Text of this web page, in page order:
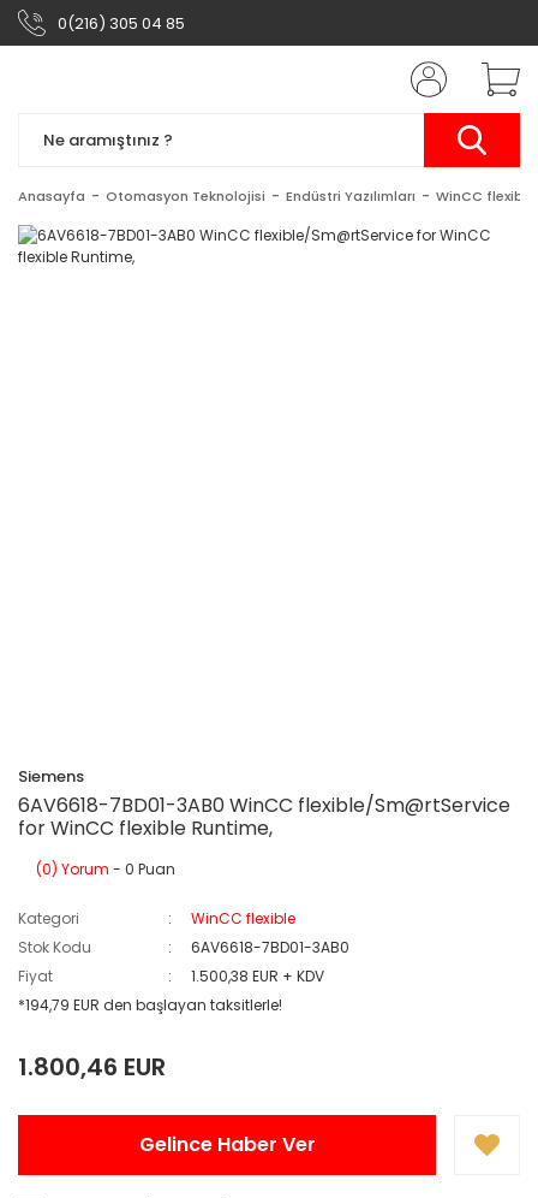
0(216) 305 04 85
Anasayfa Otomasyon Teknolojisi Endüstri Yazılımları WinCC flexible
Siemens
6AV6618-7BD01-3AB0 WinCC flexible/Sm@rtService
for WinCC flexible Runtime,
(0) Yorum - 0 Puan
Kategori
WinCC flexible
Stok Kodu
6AV6618-7BD01-3AB0
Fiyat
1.500,38 EUR + KDV
*194,79 EUR den başlayan taksitlerle!
1.800,46 EUR
Gelince Haber Ver